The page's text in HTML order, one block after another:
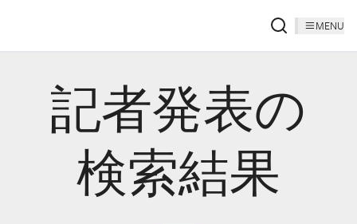
MENU
記者発表の
検索結果